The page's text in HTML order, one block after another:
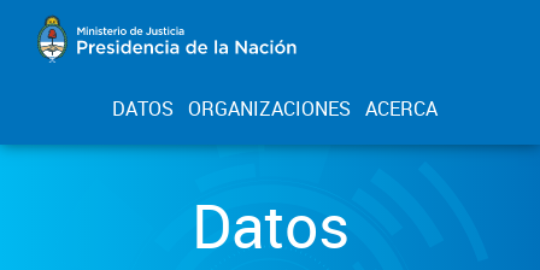
DATOS ORGANIZACIONES ACERCA
Datos